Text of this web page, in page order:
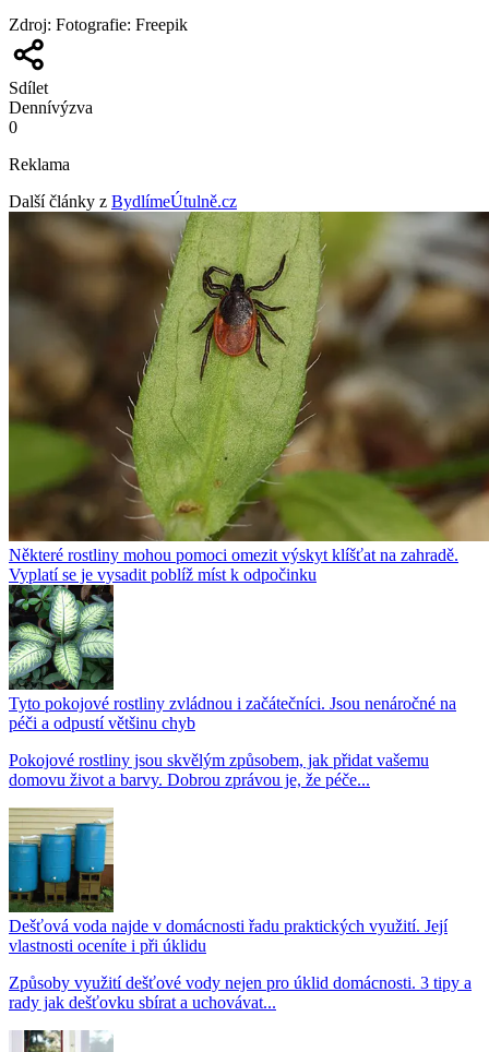
Zdroj: Fotografie: Freepik
Sdílet
Dennívýzva
0
Reklama
Další články z BydlímeÚtulně.cz
Některé rostliny mohou pomoci omezit výskyt klíšťat na zahradě.
Vyplatí se je vysadit poblíž míst k odpočinku
Tyto pokojové rostliny zvládnou i začátečníci. Jsou nenáročné na
péči a odpustí většinu chyb
Pokojové rostliny jsou skvělým způsobem, jak přidat vašemu
domovu život a barvy. Dobrou zprávou je, že péče...
Dešťová voda najde v domácnosti řadu praktických využití. Její
vlastnosti oceníte i při úklidu
Způsoby využití dešťové vody nejen pro úklid domácnosti. 3 tipy a
rady jak dešťovku sbírat a uchovávat...